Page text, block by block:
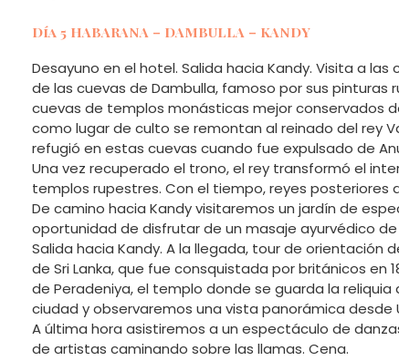
Día 5 HABARANA – DAMBULLA – KANDY
Desayuno en el hotel. Salida hacia Kandy. Visita a
de las cuevas de Dambulla, famoso por sus pinturas
cuevas de templos monásticas mejor conservados
como lugar de culto se remontan al reinado del rey
refugió en estas cuevas cuando fue expulsado de
Una vez recuperado el trono, el rey transformó el
templos rupestres. Con el tiempo, reyes posteriores
De camino hacia Kandy visitaremos un jardín de
oportunidad de disfrutar de un masaje ayurvédico de
Salida hacia Kandy. A la llegada, tour de orientación
de Sri Lanka, que fue consquistada por británicos en
de Peradeniya, el templo donde se guarda la
ciudad y observaremos una vista panorámica desde
A última hora asistiremos a un espectáculo de
de artistas caminando sobre las llamas. Cena.